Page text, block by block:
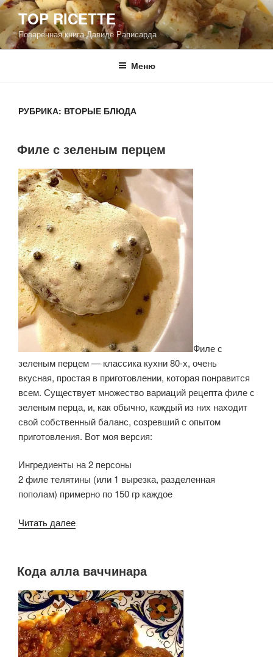
Перейти
содержимому
TOP RICETTE
Поваренная книга Давиде Раписарда
Меню
РУБРИКА: ВТОРЫЕ БЛЮДА
ОПУБЛИКОВАНО
Филе с зеленым перцем
Филе с
зеленым перцем — классика кухни 80-х, очень
вкусная, простая в приготовлении, которая понравится
всем. Существует множество вариаций рецепта филе с
зеленым перца, и, как обычно, каждый из них находит
свой собственный баланс, созревший с опытом
приготовления. Вот моя версия:
Ингредиенты на 2 персоны
2 филе телятины (или 1 вырезка, разделенная
пополам) примерно по 150 гр каждое
Читать далее«Филе
ОПУБЛИКОВАНО
Кода алла ваччинара